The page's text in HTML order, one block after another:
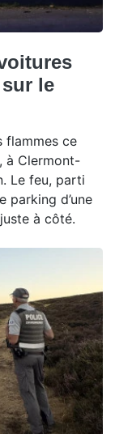
le
flammes ce
à Clermont-
Le feu, parti
parking d’une
à côté.